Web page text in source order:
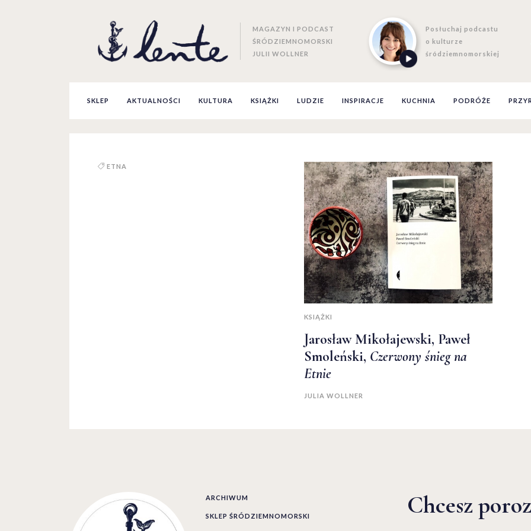
MAGAZYN I PODCAST
ŚRÓDZIEMNOMORSKI
JULII WOLLNER
Posłuchaj podcastu
o kulturze
śródziemnomorskiej
SKLEP AKTUALNOŚCI KULTURA KSIĄŻKI LUDZIE INSPIRACJE KUCHNIA PODRÓŻE
ETNA
KSIĄŻKI
Jarosław Mikołajewski, Paweł
Smoleński, Czerwony śnieg na
Etnie
JULIA WOLLNER
Chcesz
ARCHIWUM
SKLEP ŚRÓDZIEMNOMORSKI